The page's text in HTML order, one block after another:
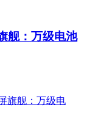
舰：万级电池